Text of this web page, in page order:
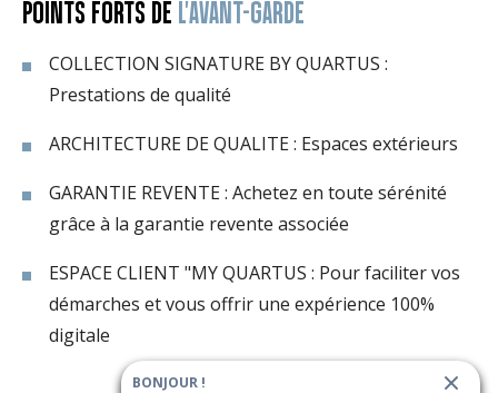
POINTS FORTS DE L'AVANT-GARDE
COLLECTION SIGNATURE BY QUARTUS :
Prestations de qualité
ARCHITECTURE DE QUALITE : Espaces extérieurs
GARANTIE REVENTE : Achetez en toute sérénité
grâce à la garantie revente associée
ESPACE CLIENT "MY QUARTUS : Pour faciliter vos
démarches et vous offrir une expérience 100%
digitale
BONJOUR !